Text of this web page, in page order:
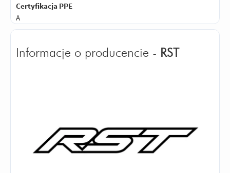
Certyfikacja PPE
A
Informacje o producencie - RST